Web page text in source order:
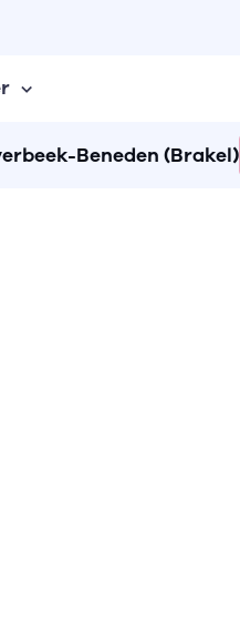
Beneden (Brakel)